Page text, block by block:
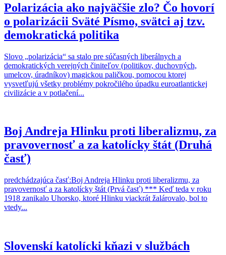
Polarizácia ako najväčšie zlo? Čo hovorí
o polarizácii Sväté Písmo, svätci aj tzv.
demokratická politika
Slovo „polarizácia“ sa stalo pre súčasných liberálnych a
demokratických verejných činiteľov (politikov, duchovných,
umelcov, úradníkov) magickou paličkou, pomocou ktorej
vysvetľujú všetky problémy pokročilého úpadku euroatlantickej
civilizácie a v potlačení...
Boj Andreja Hlinku proti liberalizmu, za
pravovernosť a za katolícky štát (Druhá
časť)
predchádzajúca časť:Boj Andreja Hlinku proti liberalizmu, za
pravovernosť a za katolícky štát (Prvá časť) *** Keď teda v roku
1918 zanikalo Uhorsko, ktoré Hlinku viackrát žalárovalo, bol to
vtedy...
Slovenskí katolícki kňazi v službách